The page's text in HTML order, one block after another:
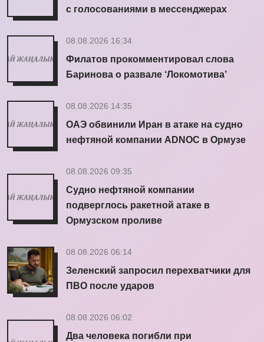
с голосованиями в мессенджерах
08.08.2026 16:34
Филатов прокомментировал слова
Баринова о развале ‘Локомотива’
08.08.2026 14:35
ОАЭ обвинили Иран в атаке на судно
нефтяной компании ADNOC в Ормузе
08.08.2026 09:35
Судно нефтяной компании
подверглось ракетной атаке в
Ормузском проливе
08.08.2026 06:14
Зеленский запросил перехватчики для
ПВО после ударов
08.08.2026 06:02
Два человека погибли при